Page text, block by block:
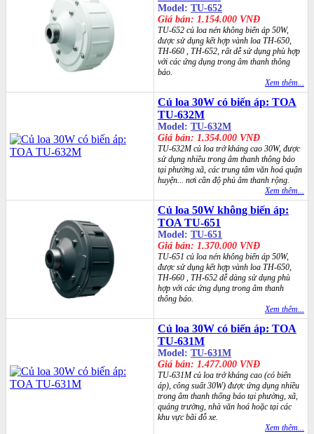
Model: TU-652
Giá bán: 1.154.000 VNĐ
TU-652 củ loa nén không biến áp 50W,
được sử dụng kết hợp vành loa TH-650,
TH-660 , TH-652, rất dễ sử dụng phù hợp
với các ứng dụng trong âm thanh thông
báo.
Xem thêm...
Củ loa 30W có biến áp: TOA
TU-632M
Model: TU-632M
Giá bán: 1.354.000 VNĐ
TU-632M củ loa trở kháng cao 30W, được
sử dụng nhiều trong âm thanh thông báo
tại phường xã, các trung tâm văn hoá quận
huyện... nơi cần độ phủ âm thanh rộng.
Xem thêm...
Củ loa 50W không biến áp:
TOA TU-651
Model: TU-651
Giá bán: 1.370.000 VNĐ
TU-651 củ loa nén không biến áp 50W,
được sử dụng kết hợp vành loa TH-650,
TH-660 , TH-652 dễ dàng sử dụng phù
hợp với các ứng dụng trong âm thanh
thông báo.
Xem thêm...
Củ loa 30W có biến áp: TOA
TU-631M
Model: TU-631M
Giá bán: 1.477.000 VNĐ
TU-631M củ loa trở kháng cao (có biến
áp), công suất 30W) được ứng dụng nhiều
trong âm thanh thống báo tại phường, xã,
quảng trường, nhà văn hoá hoặc tại các
khu vực bãi đỗ xe.
Xem thêm...